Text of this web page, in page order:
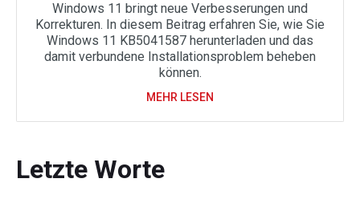
Windows 11 bringt neue Verbesserungen und
Korrekturen. In diesem Beitrag erfahren Sie, wie Sie
Windows 11 KB5041587 herunterladen und das
damit verbundene Installationsproblem beheben
können.
MEHR LESEN
Letzte Worte